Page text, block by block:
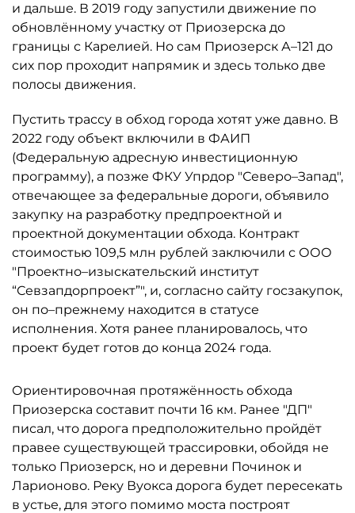
и дальше. В 2019 году запустили движение по
обновлённому участку от Приозерска до
границы с Карелией. Но сам Приозерск А–121 до
сих пор проходит напрямик и здесь только две
полосы движения.
Пустить трассу в обход города хотят уже давно. В
2022 году объект включили в ФАИП
(Федеральную адресную инвестиционную
программу), а позже ФКУ Упрдор "Северо–Запад",
отвечающее за федеральные дороги, объявило
закупку на разработку предпроектной и
проектной документации обхода. Контракт
стоимостью 109,5 млн рублей заключили с ООО
"Проектно–изыскательский институт
“Севзапдорпроект”", и, согласно сайту госзакупок,
он по–прежнему находится в статусе
исполнения. Хотя ранее планировалось, что
проект будет готов до конца 2024 года.
Ориентировочная протяжённость обхода
Приозерска составит почти 16 км. Ранее "ДП"
писал, что дорога предположительно пройдёт
правее существующей трассировки, обойдя не
только Приозерск, но и деревни Починок и
Ларионово. Реку Вуокса дорога будет пересекать
в устье, для этого помимо моста построят